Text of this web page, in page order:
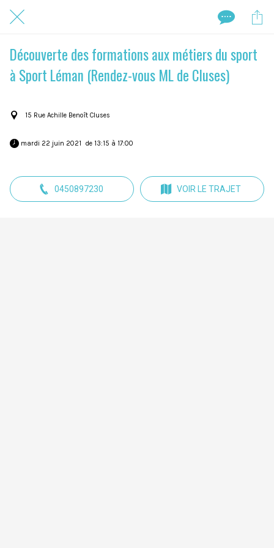
Découverte des formations aux métiers du sport
à Sport Léman (Rendez-vous ML de Cluses)
15 Rue Achille Benoît Cluses
mardi 22 juin 2021  de 13:15 à 17:00
0450897230 VOIR LE TRAJET